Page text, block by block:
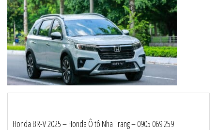
Honda BR-V 2025 – Honda Ô tô Nha Trang – 0905 069 259